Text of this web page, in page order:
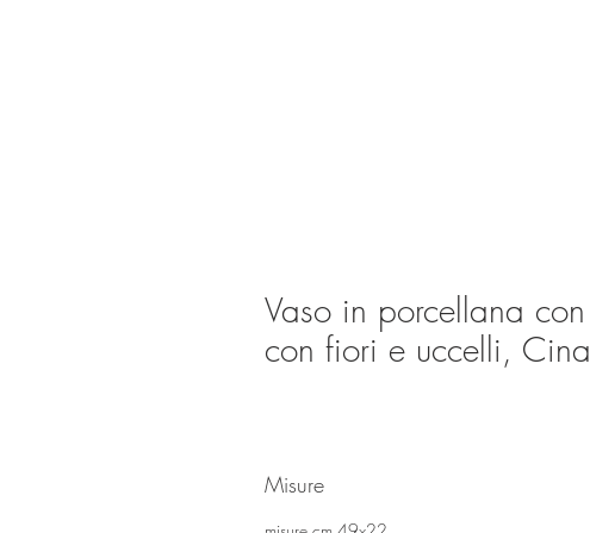
Vaso in porcellana
con fiori e uccelli,
Misure